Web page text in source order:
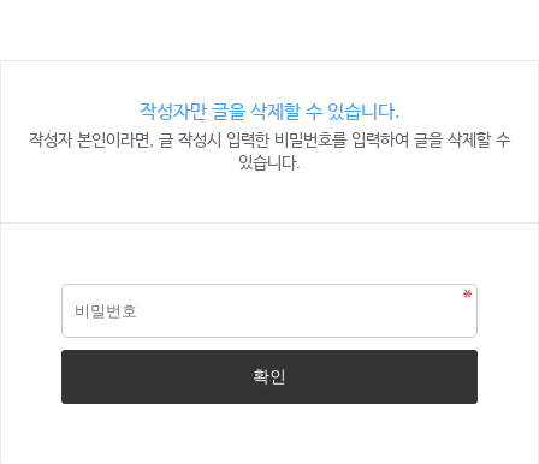
작성자만 글을 삭제할 수 있습니다.
작성자 본인이라면, 글 작성시 입력한 비밀번호를 입력하여 글을 삭제할 수
있습니다.